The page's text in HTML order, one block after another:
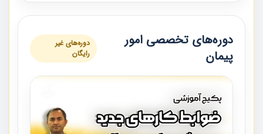
دوره‌های تخصصی امور
پیمان
دوره‌های غیر
رایگان